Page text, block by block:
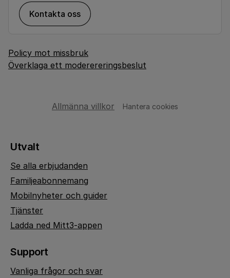
Kontakta oss
Policy mot missbruk
Överklaga ett moderereringsbeslut
Allmänna villkor Hantera cookies
Utvalt
Se alla erbjudanden
Familjeabonnemang
Mobilnyheter och guider
Tjänster
Ladda ned Mitt3-appen
Support
Vanliga frågor och svar